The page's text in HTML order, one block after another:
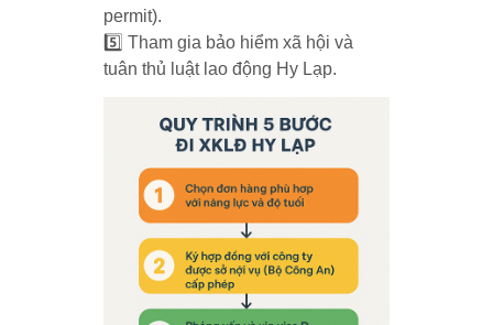
permit).
5️⃣ Tham gia bảo hiểm xã hội và
tuân thủ luật lao động Hy Lạp.